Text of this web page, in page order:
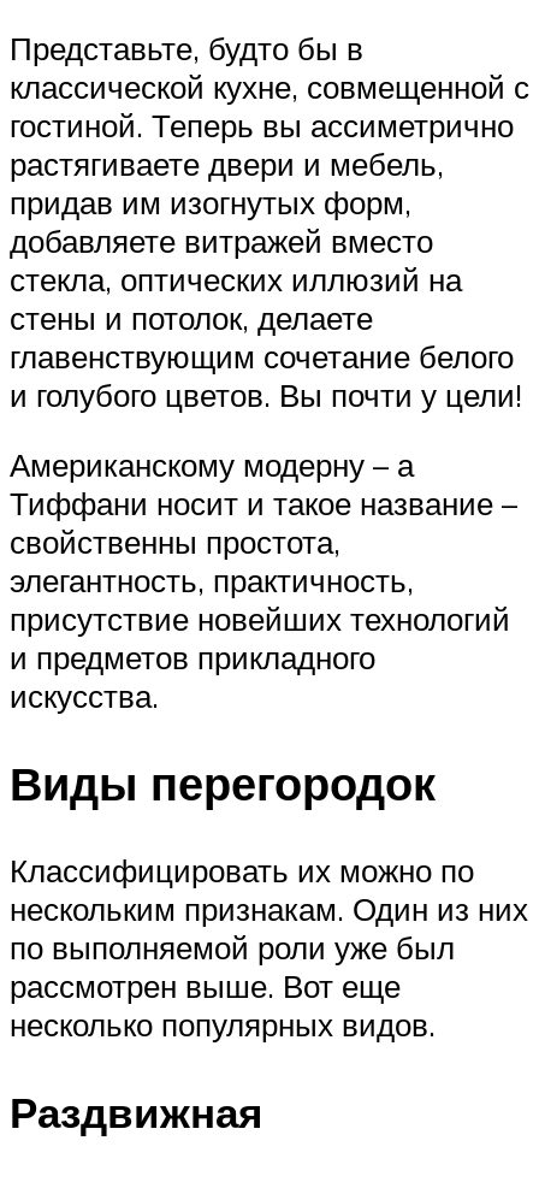
Представьте, будто бы в
классической кухне, совмещенной с
гостиной. Теперь вы ассиметрично
растягиваете двери и мебель,
придав им изогнутых форм,
добавляете витражей вместо
стекла, оптических иллюзий на
стены и потолок, делаете
главенствующим сочетание белого
и голубого цветов. Вы почти у цели!
Американскому модерну – а
Тиффани носит и такое название –
свойственны простота,
элегантность, практичность,
присутствие новейших технологий
и предметов прикладного
искусства.
Виды перегородок
Классифицировать их можно по
нескольким признакам. Один из них
по выполняемой роли уже был
рассмотрен выше. Вот еще
несколько популярных видов.
Раздвижная